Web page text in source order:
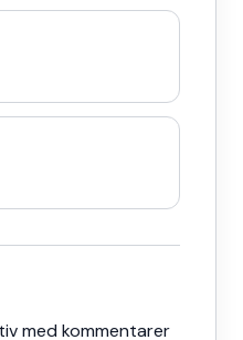
med kommentarer